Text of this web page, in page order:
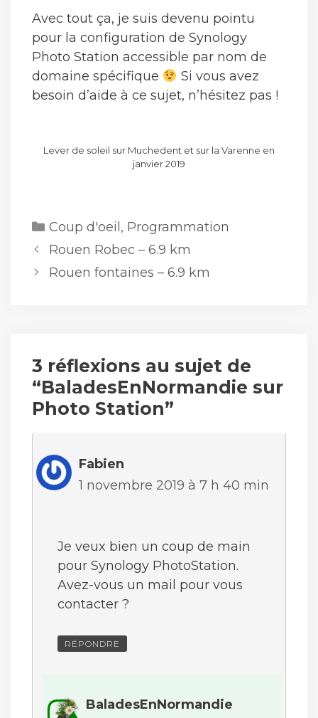
Avec tout ça, je suis devenu pointu
pour la configuration de Synology
Photo Station accessible par nom de
domaine spécifique
Si vous avez
besoin d’aide à ce sujet, n’hésitez pas !
Lever de soleil sur Muchedent et sur la Varenne en
janvier 2019
Catégories
Coup d'oeil, Programmation
Rouen Robec – 6.9 km
Rouen fontaines – 6.9 km
3 réflexions au sujet de
“BaladesEnNormandie sur
Photo Station”
Fabien
1 novembre 2019 à 7 h 40 min
Je veux bien un coup de main
pour Synology PhotoStation.
Avez-vous un mail pour vous
contacter ?
RÉPONDRE
BaladesEnNormandie